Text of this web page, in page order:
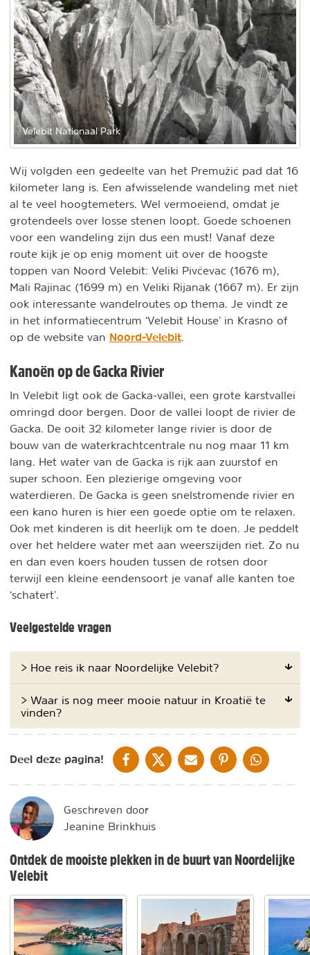
Velebit Nationaal Park
Wij volgden een gedeelte van het Premužić pad dat 16
kilometer lang is. Een afwisselende wandeling met niet
al te veel hoogtemeters. Wel vermoeiend, omdat je
grotendeels over losse stenen loopt. Goede schoenen
voor een wandeling zijn dus een must! Vanaf deze
route kijk je op enig moment uit over de hoogste
toppen van Noord Velebit: Veliki Pivčevac (1676 m),
Mali Rajinac (1699 m) en Veliki Rijanak (1667 m). Er zijn
ook interessante wandelroutes op thema. Je vindt ze
in het informatiecentrum ‘Velebit House’ in Krasno of
op de website van Noord-Velebit.
Kanoën op de Gacka Rivier
In Velebit ligt ook de Gacka-vallei, een grote karstvallei
omringd door bergen. Door de vallei loopt de rivier de
Gacka. De ooit 32 kilometer lange rivier is door de
bouw van de waterkrachtcentrale nu nog maar 11 km
lang. Het water van de Gacka is rijk aan zuurstof en
super schoon. Een plezierige omgeving voor
waterdieren. De Gacka is geen snelstromende rivier en
een kano huren is hier een goede optie om te relaxen.
Ook met kinderen is dit heerlijk om te doen. Je peddelt
over het heldere water met aan weerszijden riet. Zo nu
en dan even koers houden tussen de rotsen door
terwijl een kleine eendensoort je vanaf alle kanten toe
‘schatert’.
Veelgestelde vragen
> Hoe reis ik naar Noordelijke Velebit?
> Waar is nog meer mooie natuur in Kroatië te
vinden?
Deel deze pagina! DELEN OP FACEBOOK
DELEN OP XDELEN VIA DE MAIL
DELEN OP PINTEREST
DELEN OP
Geschreven door
Jeanine Brinkhuis
Ontdek de mooiste plekken in de buurt van Noordelijke
Velebit